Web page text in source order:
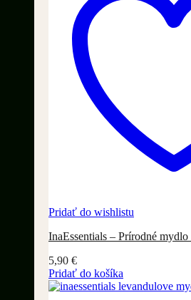
Pridať do wishlistu
InaEssentials – Prírodné
5,90 €
Pridať do košíka